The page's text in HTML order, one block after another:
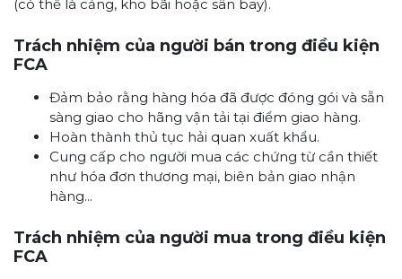
(có thể là cảng, kho bãi hoặc sân bay).
Trách nhiệm của người bán trong điều kiện
FCA
Đảm bảo rằng hàng hóa đã được đóng gói và sẵn
sàng giao cho hãng vận tải tại điểm giao hàng.
Hoàn thành thủ tục hải quan xuất khẩu.
Cung cấp cho người mua các chứng từ cần thiết
như hóa đơn thương mại, biên bản giao nhận
hàng...
Trách nhiệm của người mua trong điều kiện
FCA